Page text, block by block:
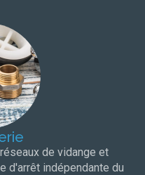
de vidange et
d'arrêt indépendante du